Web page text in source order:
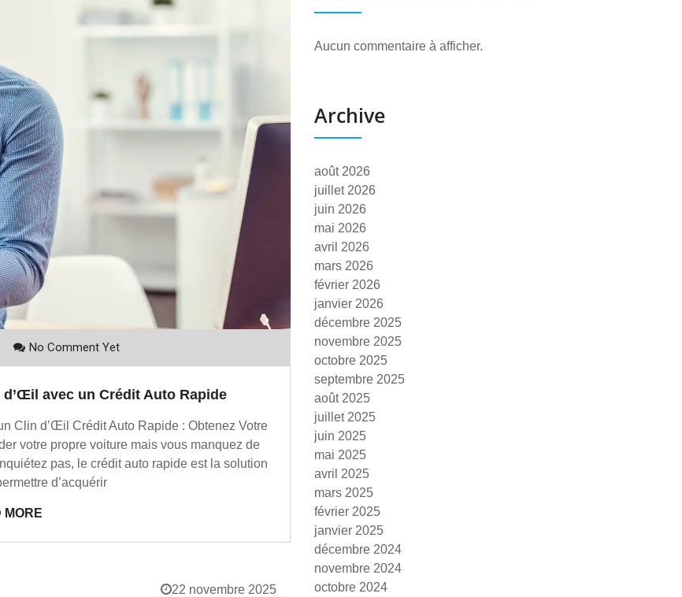
No Comment Yet
avec un Crédit Auto Rapide
Clin d’Œil Crédit Auto Rapide : Obtenez Votre
votre propre voiture mais vous manquez de
pas, le crédit auto rapide est la solution
d’acquérir
MORE
22 novembre 2025
Aucun commentaire à afficher.
Archive
août 2026
juillet 2026
juin 2026
mai 2026
avril 2026
mars 2026
février 2026
janvier 2026
décembre 2025
novembre 2025
octobre 2025
septembre 2025
août 2025
juillet 2025
juin 2025
mai 2025
avril 2025
mars 2025
février 2025
janvier 2025
décembre 2024
novembre 2024
octobre 2024